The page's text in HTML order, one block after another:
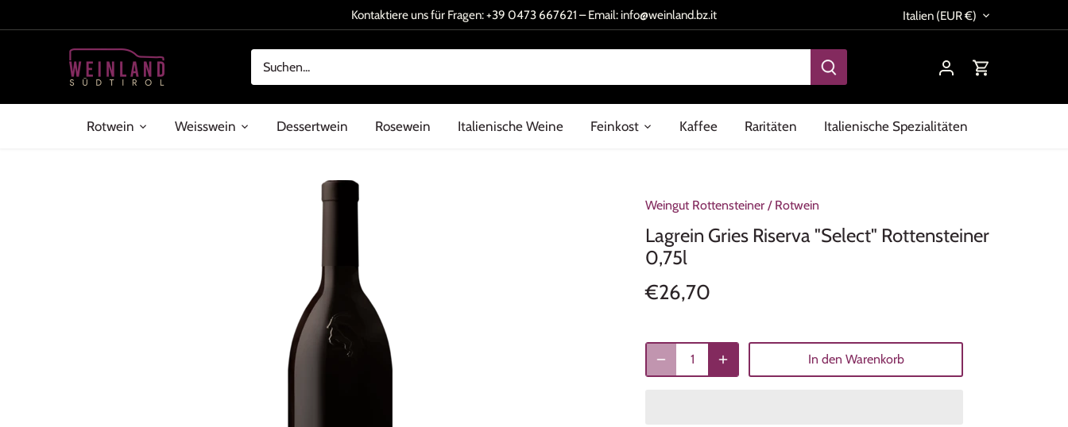
Kontaktiere uns für Fragen:+39 0473 667621 – Email: info@weinland.bz.it Währung
Italien (EUR €)
Rotwein Weisswein Dessertwein Rosewein Italienische Weine Feinkost Kaffee Raritäten Italienische Spezialitäten
Weingut Rottensteiner / Rotwein
Lagrein Gries Riserva "Select" Rottensteiner
0,75l
€26,70
In den Warenkorb